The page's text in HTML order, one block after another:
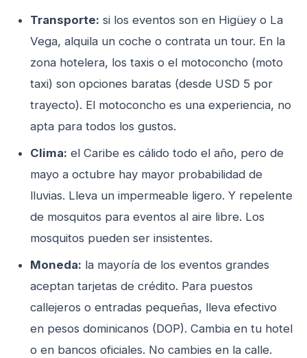
Transporte: si los eventos son en Higüey o La
Vega, alquila un coche o contrata un tour. En la
zona hotelera, los taxis o el motoconcho (moto
taxi) son opciones baratas (desde USD 5 por
trayecto). El motoconcho es una experiencia, no
apta para todos los gustos.
Clima: el Caribe es cálido todo el año, pero de
mayo a octubre hay mayor probabilidad de
lluvias. Lleva un impermeable ligero. Y repelente
de mosquitos para eventos al aire libre. Los
mosquitos pueden ser insistentes.
Moneda: la mayoría de los eventos grandes
aceptan tarjetas de crédito. Para puestos
callejeros o entradas pequeñas, lleva efectivo
en pesos dominicanos (DOP). Cambia en tu hotel
o en bancos oficiales. No cambies en la calle.